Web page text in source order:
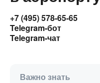
+7 (495) 578-65-65
Telegram-бот
Telegram-чат
Важно знать